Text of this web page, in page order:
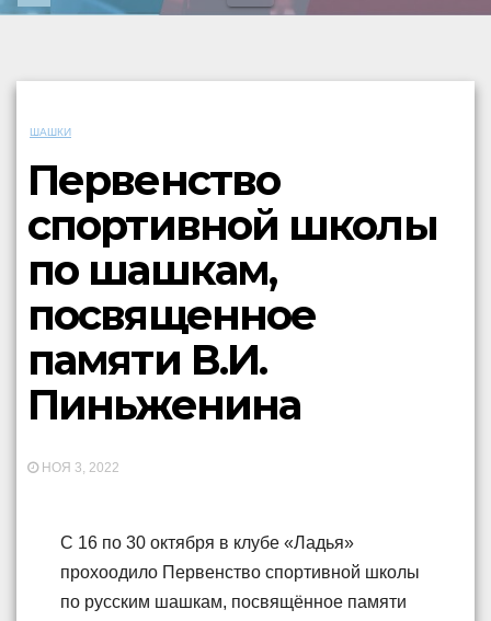
ШАШКИ
Первенство
спортивной школы
по шашкам,
посвященное
памяти В.И.
Пиньженина
НОЯ 3, 2022
С 16 по 30 октября в клубе «Ладья»
прохоодило Первенство спортивной школы
по русским шашкам, посвящённое памяти